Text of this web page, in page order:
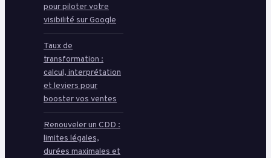
pour piloter votre
visibilité sur Google
Taux de
transformation :
calcul, interprétation
et leviers pour
booster vos ventes
Renouveler un CDD :
limites légales,
durées maximales et